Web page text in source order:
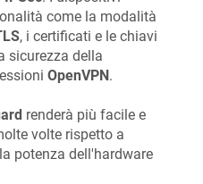
come la modalità
, i certificati e le chiavi
sicurezza della
OpenVPN.
renderà più facile e
volte rispetto a
potenza dell'hardware